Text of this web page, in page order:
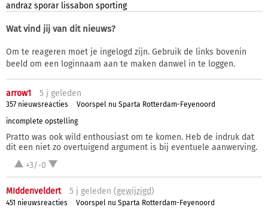
andraz sporar lissabon sporting
Wat vind jij van dit nieuws?
Om te reageren moet je ingelogd zijn. Gebruik de links bovenin
beeld om een loginnaam aan te maken danwel in te loggen.
arrow1 5 j geleden
357 nieuwsreacties
Voorspel nu Sparta Rotterdam-Feyenoord
incomplete opstelling
Pratto was ook wild enthousiast om te komen. Heb de indruk dat
dit een niet zo overtuigend argument is bij eventuele aanwerving.
+3/-0
MIddenveldert 5 j geleden (gewijzigd)
451 nieuwsreacties
Voorspel nu Sparta Rotterdam-Feyenoord